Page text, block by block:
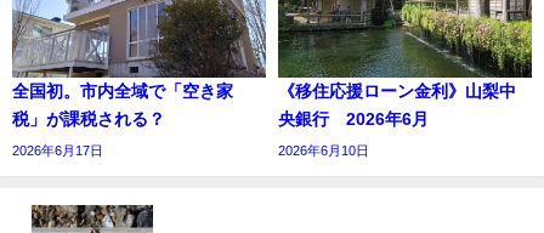
全国初。市内全域で「空き家
税」が課税される？
2026年6月17日
《移住応援ローン金利》山梨中
央銀行 2026年6月
2026年6月10日